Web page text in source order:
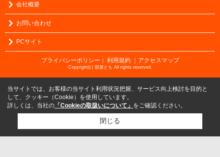
会社概要
お問い合わせ
PCサイト
プライバシーポリシー ｜ 利用規約 ｜アクセスマップ
Copyright(c) 部屋とも All rights reserved.
当サイトでは、お客様の当サイト利用状況把握、サービス向上検討を目的と
して、クッキー（Cookie）を使用しています。
詳しくは、当社の 「Cookieの取扱いについて」 をご確認ください。
閉じる